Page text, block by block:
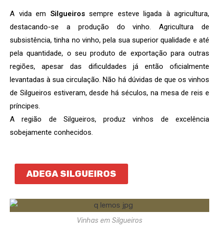
A vida em Silgueirossempre esteve ligada à agricultura,
destacando-se a produção do vinho. Agricultura de
subsistência, tinha no vinho, pela sua superior qualidade e até
pela quantidade, o seu produto de exportação para outras
regiões, apesar das dificuldades já então oficialmente
levantadas à sua circulação. Não há dúvidas de que os vinhos
de Silgueiros estiveram, desde há séculos, na mesa de reis e
príncipes.
A região de Silgueiros, produz vinhos de excelência
sobejamente conhecidos.
ADEGA SILGUEIROS
Vinhas em Silgueiros